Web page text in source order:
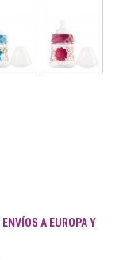
ENVÍOS A EUROPA Y